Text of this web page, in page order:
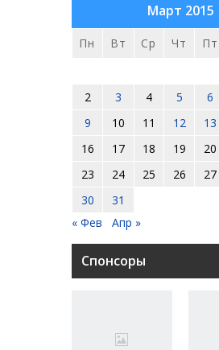
Март 2015
Пн Вт Ср Чт Пт
2
3 4 5 6
9
10 11 12 13
16
17 18 19 20
23
24 25 26 27
30
31
« Фев
Апр »
Спонсоры